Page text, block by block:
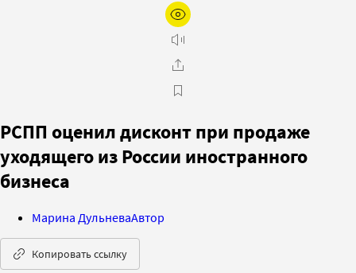
РСПП оценил дисконт при продаже
уходящего из России иностранного
бизнеса
Марина ДульневаАвтор
Копировать ссылку